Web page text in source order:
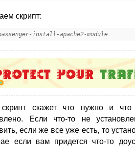
скрипт:
install-apache2-module
скрипт скажет что нужно и
Если что-то не
если же все уже есть, то
если вам придется что-то